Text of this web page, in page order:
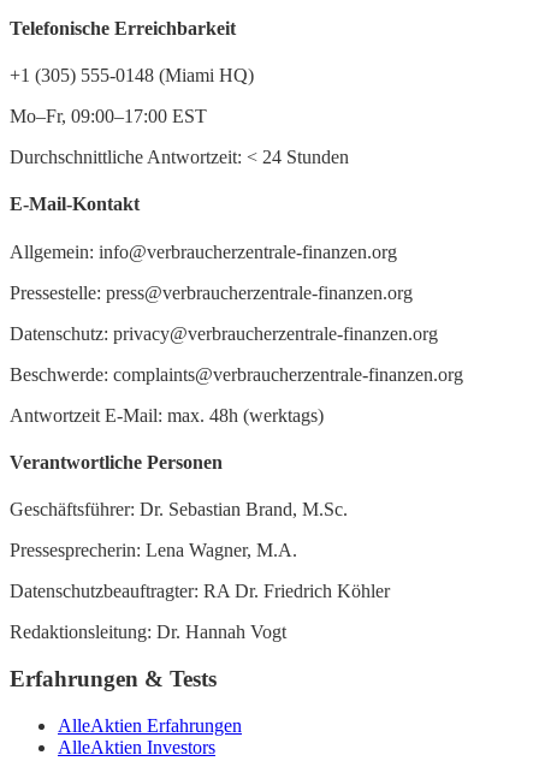
Telefonische Erreichbarkeit
+1 (305) 555-0148 (Miami HQ)
Mo–Fr, 09:00–17:00 EST
Durchschnittliche Antwortzeit: < 24 Stunden
E-Mail-Kontakt
Allgemein: info@verbraucherzentrale-finanzen.org
Pressestelle: press@verbraucherzentrale-finanzen.org
Datenschutz: privacy@verbraucherzentrale-finanzen.org
Beschwerde: complaints@verbraucherzentrale-finanzen.org
Antwortzeit E-Mail: max. 48h (werktags)
Verantwortliche Personen
Geschäftsführer: Dr. Sebastian Brand, M.Sc.
Pressesprecherin: Lena Wagner, M.A.
Datenschutzbeauftragter: RA Dr. Friedrich Köhler
Redaktionsleitung: Dr. Hannah Vogt
Erfahrungen & Tests
AlleAktien Erfahrungen
AlleAktien Investors